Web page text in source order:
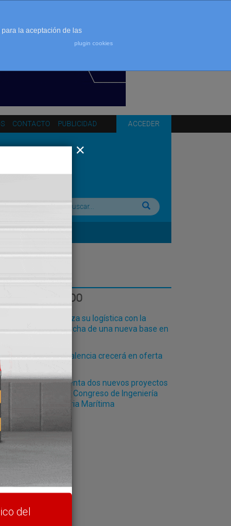
CONTACTO PUBLICIDAD ACCEDER
Buscar:
LO MÁS LEÍDO
Fribasa refuerza su logística con la
puesta en marcha de una nueva base en
El Puerto de Valencia crecerá en oferta
Siport21 presenta dos nuevos proyectos
durante el 49º Congreso de Ingeniería
Naval e Industria Marítima
la aceptación de las
plugin cookies
del